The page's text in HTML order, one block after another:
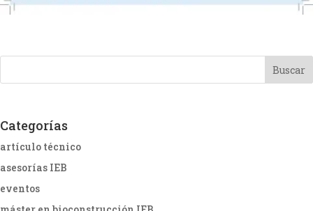
Categorías
artículo técnico
asesorías IEB
eventos